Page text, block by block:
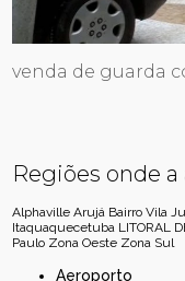
venda de guarda
Regiões onde a
Alphaville Arujá Bairro Vila
Itaquaquecetuba LITORAL
Paulo Zona Oeste Zona Sul
Aeroporto